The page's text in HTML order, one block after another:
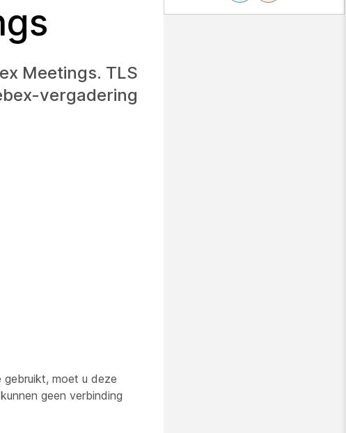
Meetings. TLS
vergadering
gebruikt, moet u deze
geen verbinding